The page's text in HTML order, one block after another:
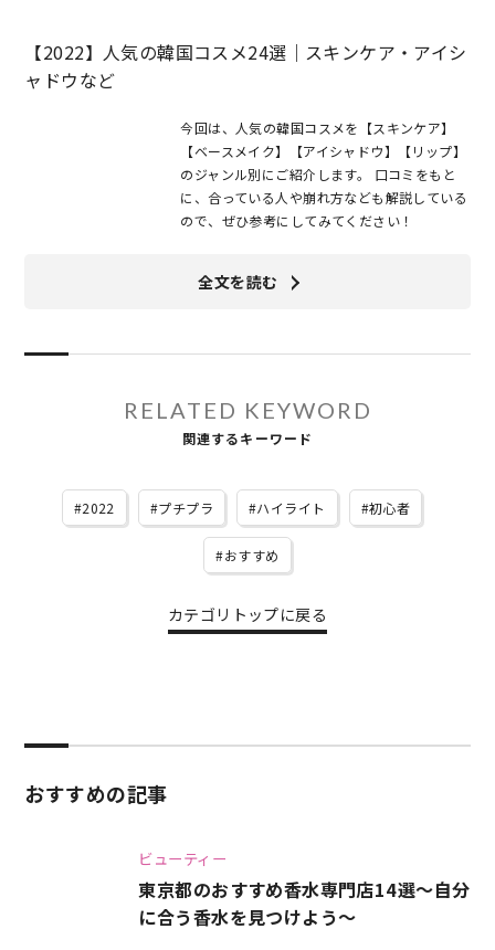
【2022】人気の韓国コスメ24選｜スキンケア・アイシ
ャドウなど
今回は、人気の韓国コスメを【スキンケア】
【ベースメイク】【アイシャドウ】【リップ】
のジャンル別にご紹介します。 口コミをもと
に、合っている人や崩れ方なども解説している
ので、ぜひ参考にしてみてください！
全文を読む
RELATED KEYWORD
関連するキーワード
2022 プチプラ ハイライト 初心者
おすすめ
カテゴリトップに戻る
おすすめの記事
ビューティー
東京都のおすすめ香水専門店14選～自分
に合う香水を見つけよう～